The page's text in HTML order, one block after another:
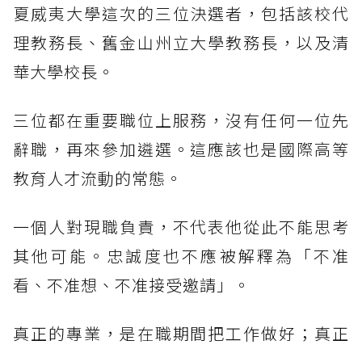
夏威夷大學這次的三位決選者，包括該校代
理教務長、舊金山州立大學教務長，以及清
華大學校長。
三位都在重要職位上服務，沒有任何一位先
辭職，再來參加遴選。這應該也是國際高等
教育人才流動的常態。
一個人對現職負責，不代表他從此不能思考
其他可能。忠誠度也不應被解釋為「不准
看、不准想、不准接受邀請」。
真正的專業，是在職期間把工作做好；真正